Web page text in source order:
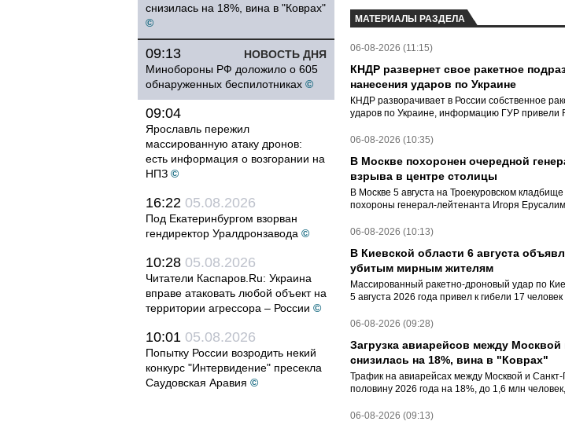
снизилась на 18%, вина в "Коврах"
©
НОВОСТЬ ДНЯ
09:13
Минобороны РФ доложило о 605
обнаруженных беспилотниках ©
09:04
Ярославль пережил
массированную атаку дронов:
есть информация о возгорании на
НПЗ ©
16:22 05.08.2026
Под Екатеринбургом взорван
гендиректор Уралдронзавода ©
10:28 05.08.2026
Читатели Каспаров.Ru: Украина
вправе атаковать любой объект на
территории агрессора – России ©
10:01 05.08.2026
Попытку России возродить некий
конкурс "Интервидение" пресекла
Саудовская Аравия ©
МАТЕРИАЛЫ РАЗДЕЛА
06-08-2026 (11:15)
КНДР развернет свое ракетное
нанесения ударов по Украине
КНДР разворачивает в России собственное
ударов по Украине, информацию ГУР
06-08-2026 (10:35)
В Москве похоронен очередной
взрыва в центре столицы
В Москве 5 августа на Троекуровском
похороны генерал-лейтенанта Игоря
06-08-2026 (10:13)
В Киевской области 6 августа
убитым мирным жителям
Массированный ракетно-дроновый удар по
5 августа 2026 года привел к гибели 17
06-08-2026 (09:28)
Загрузка авиарейсов между Москвой
снизилась на 18%, вина в "Коврах"
Трафик на авиарейсах между Москвой и
половину 2026 года на 18%, до 1,6 млн
06-08-2026 (09:13)